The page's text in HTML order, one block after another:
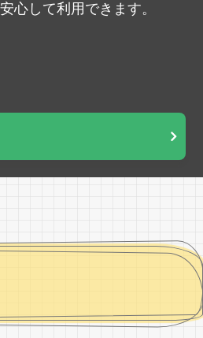
心して利用できます。